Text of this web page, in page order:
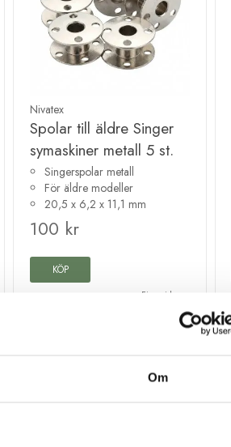
Om
Nivatex
Spolar till äldre Singer
symaskiner metall 5 st.
Singerspolar metall
För äldre modeller
20,5 x 6,2 x 11,1 mm
100 kr
KÖP
Finns i lager